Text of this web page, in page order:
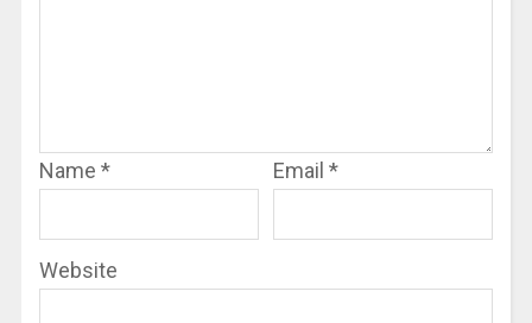
Name * Email *
Website